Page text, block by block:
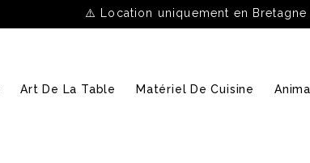
⚠️ Location uniquement en
Art De La Table Matériel De Cuisine